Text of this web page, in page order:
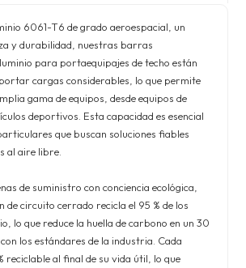
6061-T6 de grado aeroespacial, un
y durabilidad, nuestras barras
para portaequipajes de techo están
cargas considerables, lo que permite
gama de equipos, desde equipos de
deportivos. Esta capacidad es esencial
que buscan soluciones fiables
al aire libre.
de suministro con conciencia ecológica,
de circuito cerrado recicla el 95 % de los
lo que reduce la huella de carbono en un 30
los estándares de la industria. Cada
reciclable al final de su vida útil, lo que